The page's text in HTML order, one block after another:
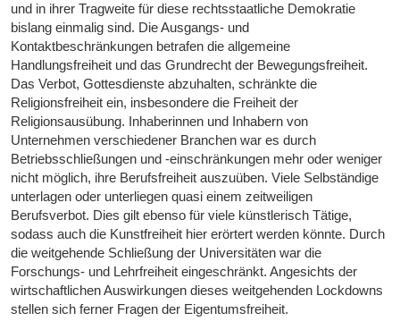
und in ihrer Tragweite für diese rechtsstaatliche Demokratie
bislang einmalig sind. Die Ausgangs- und
Kontaktbeschränkungen betrafen die allgemeine
Handlungsfreiheit und das Grundrecht der Bewegungsfreiheit.
Das Verbot, Gottesdienste abzuhalten, schränkte die
Religionsfreiheit ein, insbesondere die Freiheit der
Religionsausübung. Inhaberinnen und Inhabern von
Unternehmen verschiedener Branchen war es durch
Betriebsschließungen und -einschränkungen mehr oder weniger
nicht möglich, ihre Berufsfreiheit auszuüben. Viele Selbständige
unterlagen oder unterliegen quasi einem zeitweiligen
Berufsverbot. Dies gilt ebenso für viele künstlerisch Tätige,
sodass auch die Kunstfreiheit hier erörtert werden könnte. Durch
die weitgehende Schließung der Universitäten war die
Forschungs- und Lehrfreiheit eingeschränkt. Angesichts der
wirtschaftlichen Auswirkungen dieses weitgehenden Lockdowns
stellen sich ferner Fragen der Eigentumsfreiheit.